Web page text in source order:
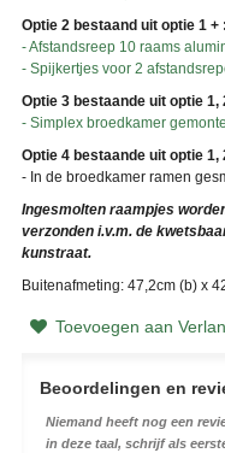
Optie 2 bestaand uit optie 1 + :
- Afstandsreep 10 raams
- Spijkertjes voor 2
Optie 3 bestaande uit optie 1,
- Simplex broedkamer
Optie 4 bestaande uit optie 1,
- In de broedkamer ramen
Ingesmolten raampjes
verzonden i.v.m. de
kunstraat.
Buitenafmeting: 47,2cm (b) x
Toevoegen aan
Beoordelingen en
Niemand heeft nog een
in deze taal, schrijf als